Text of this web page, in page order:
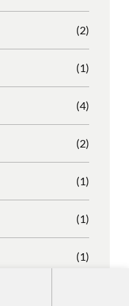
(2)
(1)
(4)
(2)
(1)
(1)
(1)